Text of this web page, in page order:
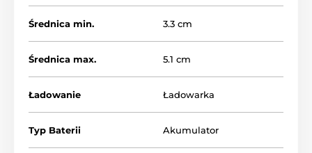
Średnica min.
3.3 cm
Średnica max. 5.1 cm
Ładowanie Ładowarka
Typ Baterii Akumulator